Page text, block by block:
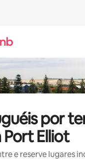
por
Port Elliot
e reserve lugares